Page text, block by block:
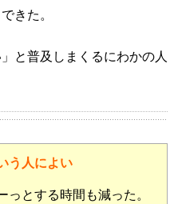
きた。
と普及しまくるにわかの人
う人によい
っとする時間も減った。